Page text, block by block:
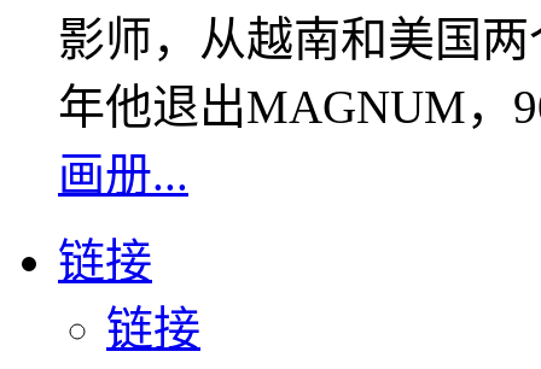
影师，从越南和美国
年他退出MAGNUM，
画册...
链接
链接